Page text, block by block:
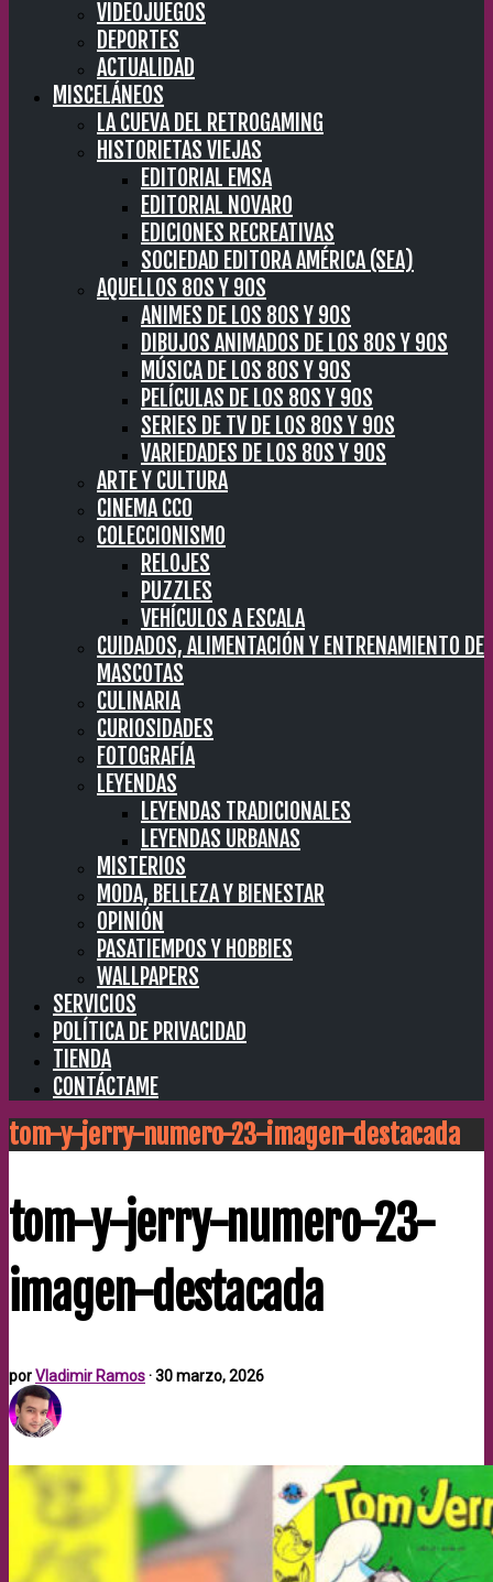
VIDEOJUEGOS
DEPORTES
ACTUALIDAD
MISCELÁNEOS
LA CUEVA DEL RETROGAMING
HISTORIETAS VIEJAS
EDITORIAL EMSA
EDITORIAL NOVARO
EDICIONES RECREATIVAS
SOCIEDAD EDITORA AMÉRICA (SEA)
AQUELLOS 80S Y 90S
ANIMES DE LOS 80S Y 90S
DIBUJOS ANIMADOS DE LOS 80S Y 90S
MÚSICA DE LOS 80S Y 90S
PELÍCULAS DE LOS 80S Y 90S
SERIES DE TV DE LOS 80S Y 90S
VARIEDADES DE LOS 80S Y 90S
ARTE Y CULTURA
CINEMA CC0
COLECCIONISMO
RELOJES
PUZZLES
VEHÍCULOS A ESCALA
CUIDADOS, ALIMENTACIÓN Y ENTRENAMIENTO DE
MASCOTAS
CULINARIA
CURIOSIDADES
FOTOGRAFÍA
LEYENDAS
LEYENDAS TRADICIONALES
LEYENDAS URBANAS
MISTERIOS
MODA, BELLEZA Y BIENESTAR
OPINIÓN
PASATIEMPOS Y HOBBIES
WALLPAPERS
SERVICIOS
POLÍTICA DE PRIVACIDAD
TIENDA
CONTÁCTAME
tom-y-jerry-numero-23-imagen-destacada
tom-y-jerry-numero-23-
imagen-destacada
porVladimir Ramos·30 marzo, 2026